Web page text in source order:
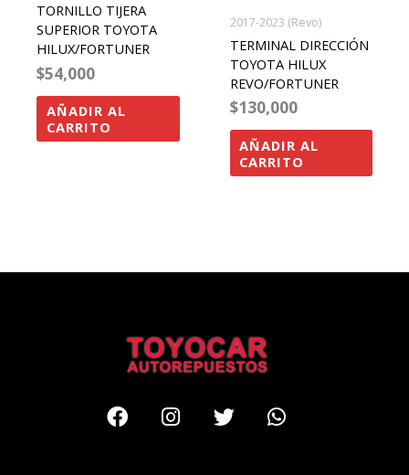
TORNILLO TIJERA
SUPERIOR TOYOTA
HILUX/FORTUNER
$54,000
AÑADIR AL
CARRITO
2017-2023 (Revo)
TERMINAL DIRECCIÓN
TOYOTA HILUX
REVO/FORTUNER
$130,000
AÑADIR AL
CARRITO
FacebookInstagram
TwitterWhatsapp